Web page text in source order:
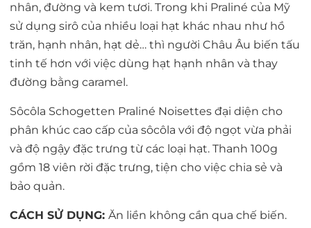
nhân, đường và kem tươi. Trong khi Praliné của Mỹ
sử dụng sirô của nhiều loại hạt khác nhau như hồ
trăn, hạnh nhân, hạt dẻ… thì người Châu Âu biến tấu
tinh tế hơn với việc dùng hạt hạnh nhân và thay
đường bằng caramel.
Sôcôla Schogetten Praliné Noisettes đại diện cho
phân khúc cao cấp của sôcôla với độ ngọt vừa phải
và độ ngậy đặc trưng từ các loại hạt. Thanh 100g
gồm 18 viên rời đặc trưng, tiện cho việc chia sẻ và
bảo quản.
CÁCH SỬ DỤNG: Ăn liền không cần qua chế biến.